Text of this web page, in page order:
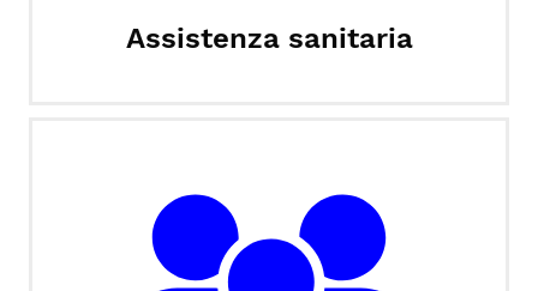
Assistenza sanitaria